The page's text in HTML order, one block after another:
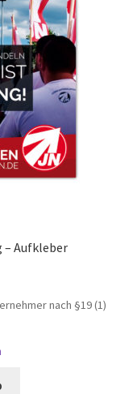
Aufkleber
nach §19 (1)